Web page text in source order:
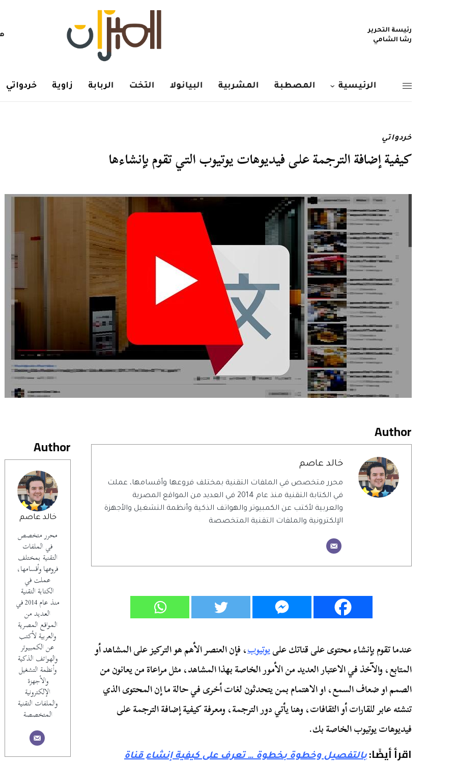
رئيسة التحرير
رشا الشامي
الرئيسية المصطبة المشربية البيانولا التخت الربابة زاوية خردواتي
خردواتي
كيفية إضافة الترجمة على فيديوهات يوتيوب التي تقوم بإنشاءها
Author
خالد عاصم
محرر متخصص
في الملفات
التقنية بمختلف
فروعها وأقسامها،
عملت في
الكتابة التقنية
منذ عام 2014 في
العديد من
المواقع المصرية
والعربية لأكتب
عن الكمبيوتر
والهواتف الذكية
وأنظمة التشغيل
والأجهزة
الإلكترونية
والملفات التقنية
المتخصصة
Author
خالد عاصم
محرر متخصص في الملفات التقنية بمختلف فروعها وأقسامها، عملت
في الكتابة التقنية منذ عام 2014 في العديد من المواقع المصرية
والعربية لأكتب عن الكمبيوتر والهواتف الذكية وأنظمة التشغيل والأجهزة
الإلكترونية والملفات التقنية المتخصصة
عندما تقوم بإنشاء محتوى على قناتك علىيوتيوب، فإن العنصر الأهم هو التركيز على المشاهد أو
المتابع، والآخذ في الاعتبار العديد من الأمور الخاصة بهذا المشاهد، مثل مراعاة من يعانون من
الصمم او ضعاف السمع، او الاهتمام بمن يتحدثون لغات أخرى في حالة ما إن المحتوى الذي
تنشئه عابر للقارات أو الثقافات، وهنا يأتي دور الترجمة، ومعرفة كيفية إضافة الترجمة على
فيديوهات يوتيوب الخاصة بك.
اقرأ أيضًا:بالتفصيل وخطوة بخطوة … تعرف على كيفية إنشاء قناة